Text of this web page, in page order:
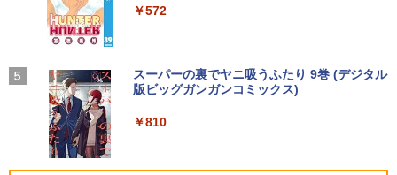
るーとゅーす コードレス ENCノイズキャン
￥1,964
リング ANC 36時間再生
BUGS LIFE
￥1,117
コカ・コーラ やかんの麦茶 from 爽健美茶 ラ
￥572
スーパーの裏でヤニ吸うふたり 9巻 (デジタル
版ビッグガンガンコミックス)
￥810